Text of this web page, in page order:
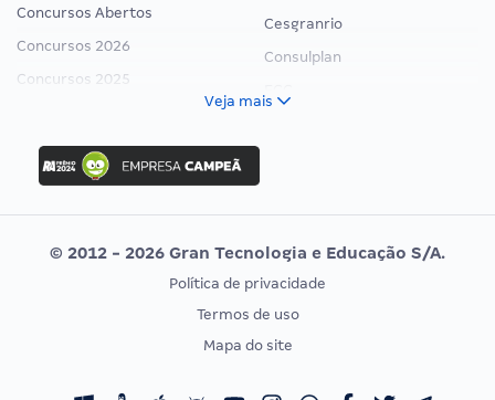
Concursos Abertos
Concursos 2026
Concursos 2025
Concurso Ibama
Concurso MPU
Editais publicados
Cesgranrio
Consulplan
Vunesp
CONCURSOS POR PROFISSÃO
Concursos Fiscais
EXAME DE ORDEM
Calendário OAB
Veja mais
© 2012 - 2026 Gran Tecnologia e Educação S/A.
Política de privacidade
Termos de uso
Mapa do site